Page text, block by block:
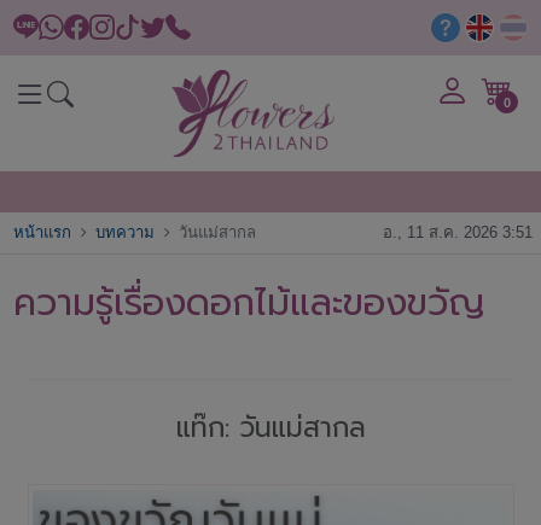
0
หน้าแรก บทความ วันแม่สากล อ., 11 ส.ค. 2026 3:51
ความรู้เรื่องดอกไม้และของขวัญ
แท๊ก: วันแม่สากล